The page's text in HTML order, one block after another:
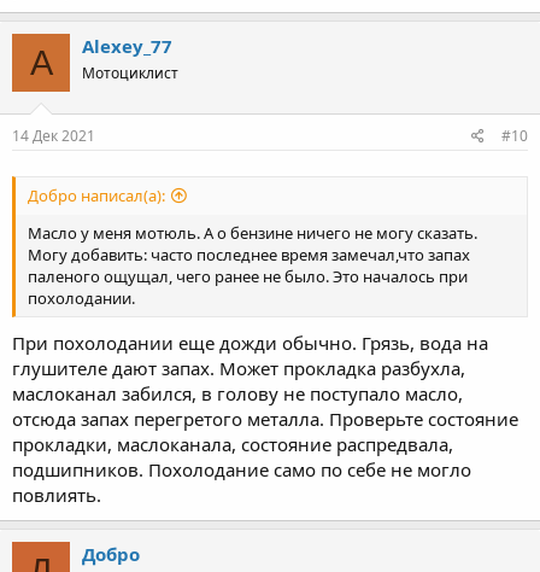
A Alexey_77
Мотоциклист
14 Дек 2021 #10
Добро написал(а):
Масло у меня мотюль. А о бензине ничего не могу сказать.
Могу добавить: часто последнее время замечал,что запах
паленого ощущал, чего ранее не было. Это началось при
похолодании.
При похолодании еще дожди обычно. Грязь, вода на
глушителе дают запах. Может прокладка разбухла,
маслоканал забился, в голову не поступало масло,
отсюда запах перегретого металла. Проверьте состояние
прокладки, маслоканала, состояние распредвала,
подшипников. Похолодание само по себе не могло
повлиять.
Добро